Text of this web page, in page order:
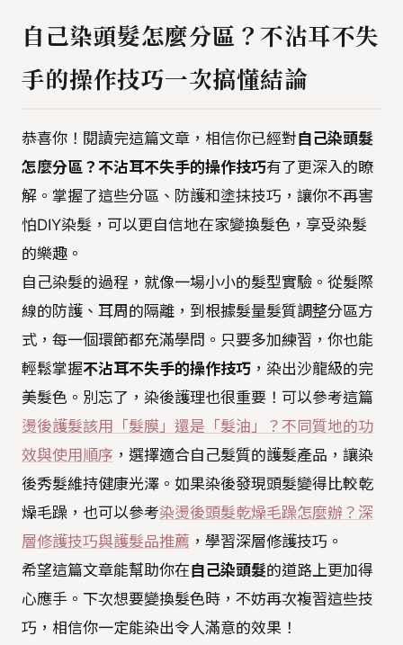
自己染頭髮怎麼分區？不沾耳不失
手的操作技巧一次搞懂結論
恭喜你！閱讀完這篇文章，相信你已經對自己染頭髮
怎麼分區？不沾耳不失手的操作技巧有了更深入的瞭
解。掌握了這些分區、防護和塗抹技巧，讓你不再害
怕DIY染髮，可以更自信地在家變換髮色，享受染髮
的樂趣。
自己染髮的過程，就像一場小小的髮型實驗。從髮際
線的防護、耳周的隔離，到根據髮量髮質調整分區方
式，每一個環節都充滿學問。只要多加練習，你也能
輕鬆掌握不沾耳不失手的操作技巧 ，染出沙龍級的完
美髮色。別忘了，染後護理也很重要！可以參考這篇
燙後護髮該用「髮膜」還是「髮油」？不同質地的功
效與使用順序 ，選擇適合自己髮質的護髮產品，讓染
後秀髮維持健康光澤。如果染後發現頭髮變得比較乾
燥毛躁，也可以參考染燙後頭髮乾燥毛躁怎麼辦？深
層修護技巧與護髮品推薦 ，學習深層修護技巧。
希望這篇文章能幫助你在自己染頭髮的道路上更加得
心應手。下次想要變換髮色時，不妨再次複習這些技
巧，相信你一定能染出令人滿意的效果！